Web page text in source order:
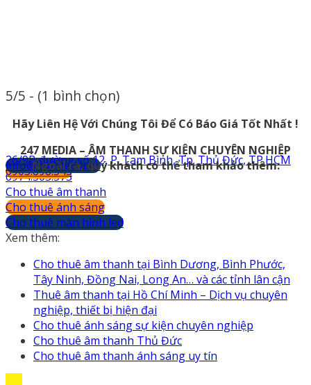
5/5 - (1 bình chọn)
Hãy Liên Hệ Với Chúng Tôi Để Có Báo Giá Tốt Nhất !
247 MEDIA – ÂM THANH SỰ KIỆN CHUYÊN NGHIỆP
0974.503.573
0903.898.545
info@247media.vn
26/9B đường số 12, P. Tam Bình, Tp. Thủ Đức, TP.HCM
Ngoài ra, quý khách có thể tham khảo thêm:
Cho thuê âm thanh
Cho thuê ánh sáng
Cho thuê màn hình led
Xem thêm:
Cho thuê âm thanh tại Bình Dương, Bình Phước,
Tây Ninh, Đồng Nai, Long An… và các tỉnh lân cận
Thuê âm thanh tại Hồ Chí Minh – Dịch vụ chuyên
nghiệp, thiết bị hiện đại
Cho thuê ánh sáng sự kiện chuyên nghiệp
Cho thuê âm thanh Thủ Đức
Cho thuê âm thanh ánh sáng uy tín